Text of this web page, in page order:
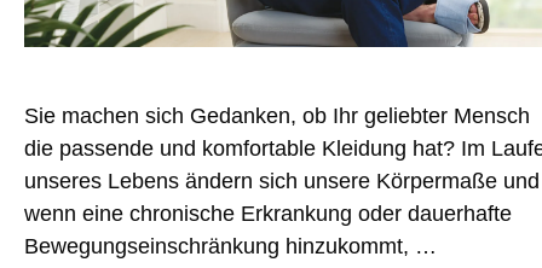
Sie machen sich Gedanken, ob Ihr geliebter Mensch
die passende und komfortable Kleidung hat? Im
unseres Lebens ändern sich unsere Körpermaße und
wenn eine chronische Erkrankung oder dauerhafte
Bewegungseinschränkung hinzukommt, …